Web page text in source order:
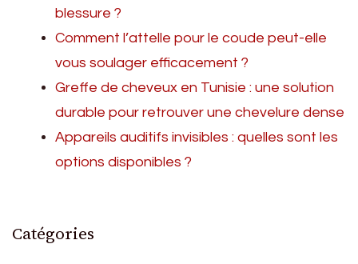
blessure ?
Comment l’attelle pour le coude peut-elle
vous soulager efficacement ?
Greffe de cheveux en Tunisie : une solution
durable pour retrouver une chevelure dense
Appareils auditifs invisibles : quelles sont les
options disponibles ?
Catégories